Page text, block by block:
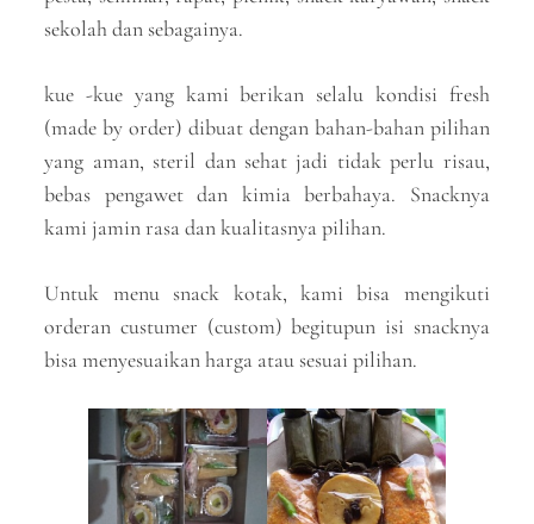
sekolah dan sebagainya.
kue -kue yang kami berikan selalu kondisi fresh
(made by order) dibuat dengan bahan-bahan pilihan
yang aman, steril dan sehat jadi tidak perlu risau,
bebas pengawet dan kimia berbahaya. Snacknya
kami jamin rasa dan kualitasnya pilihan.
Untuk menu snack kotak, kami bisa mengikuti
orderan custumer (custom) begitupun isi snacknya
bisa menyesuaikan harga atau sesuai pilihan.